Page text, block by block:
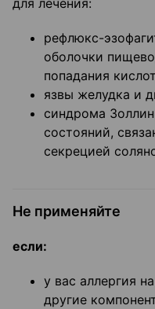
для лечения:
рефлюкс-
оболочки
попадания
язвы желудка и
синдрома
состояний,
секрецией
Не применяйте
если:
у вас аллергия
другие